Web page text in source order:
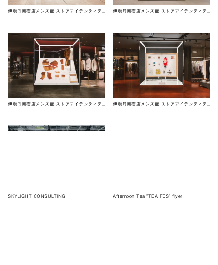
SKYLIGHT CONSULTING Afternoon Tea ”TEA FES” flyer